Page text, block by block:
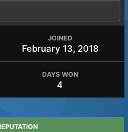
JOINED
February 13, 2018
DAYS WON
4